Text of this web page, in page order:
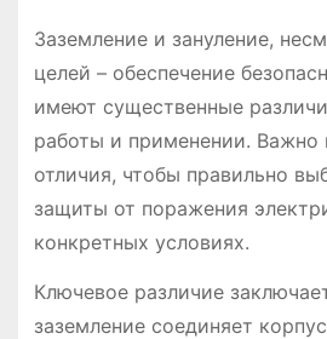
Заземление и зануление,
целей – обеспечение
имеют существенные
работы и применении. Важно
отличия, чтобы правильно
защиты от поражения
конкретных условиях.
Ключевое различие
заземление соединяет